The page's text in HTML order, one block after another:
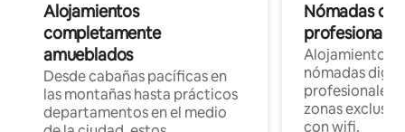
Alojamientos
completamente
amueblados
Desde cabañas pacíficas en
las montañas hasta prácticos
departamentos en el medio
Nómadas
Alojamientos
nómadas
profesionales
zonas
con wifi.